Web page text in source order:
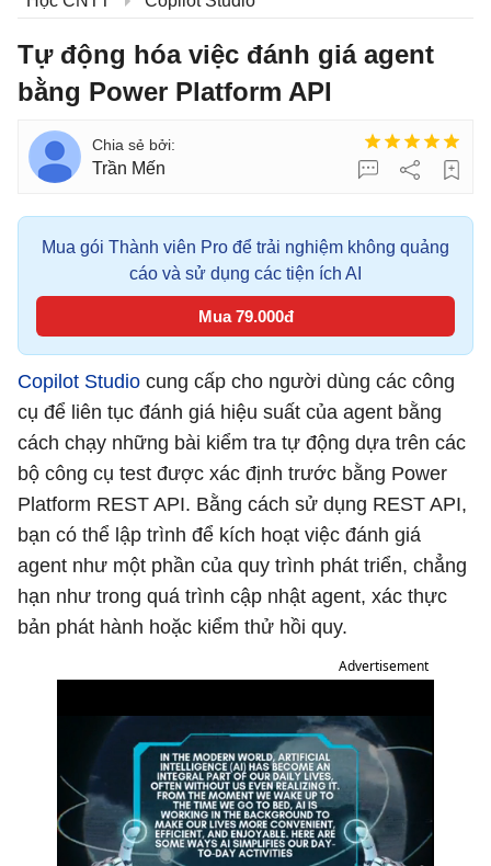
Tự động hóa việc đánh giá agent
bằng Power Platform API
Trần Mến
Mua gói Thành viên Pro để trải nghiệm không quảng
cáo và sử dụng các tiện ích AI
Mua 79.000đ
Copilot Studio cung cấp cho người dùng các công
cụ để liên tục đánh giá hiệu suất của agent bằng
cách chạy những bài kiểm tra tự động dựa trên các
bộ công cụ test được xác định trước bằng Power
Platform REST API. Bằng cách sử dụng REST API,
bạn có thể lập trình để kích hoạt việc đánh giá
agent như một phần của quy trình phát triển, chẳng
hạn như trong quá trình cập nhật agent, xác thực
bản phát hành hoặc kiểm thử hồi quy.
Advertisement